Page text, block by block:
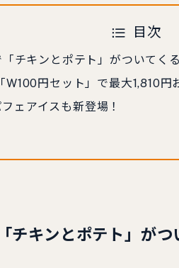
目次
チキンとポテト」がついてくる
W100円セット」で最大1,810円
ェアイスも新登場！
チキンとポテト」がつ